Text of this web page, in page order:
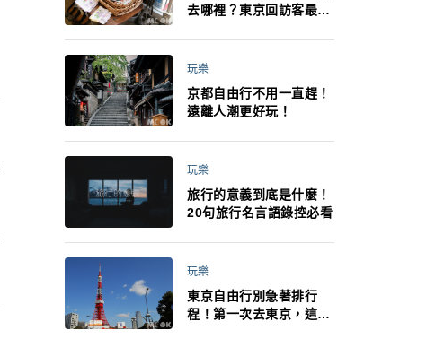
去哪裡？東京回訪客最推
玩樂
京都自由行不用一直趕！
遠離人潮更好玩！
玩樂
旅行的意義到底是什麼！
20句旅行名言語錄控必看
玩樂
東京自由行別急著排行
程！第一次去東京，這10